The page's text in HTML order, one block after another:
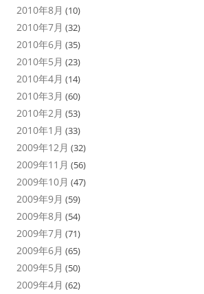
2010年8月 (10)
2010年7月 (32)
2010年6月 (35)
2010年5月 (23)
2010年4月 (14)
2010年3月 (60)
2010年2月 (53)
2010年1月 (33)
2009年12月 (32)
2009年11月 (56)
2009年10月 (47)
2009年9月 (59)
2009年8月 (54)
2009年7月 (71)
2009年6月 (65)
2009年5月 (50)
2009年4月 (62)